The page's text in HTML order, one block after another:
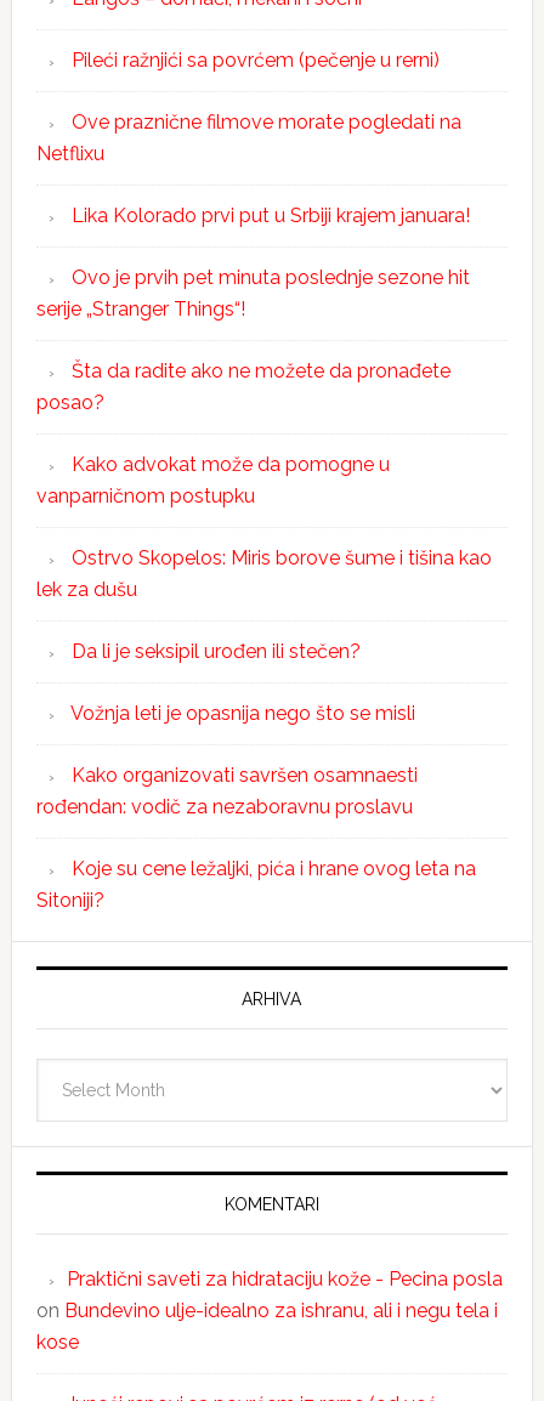
Pileći ražnjići sa povrćem (pečenje u rerni)
Ove praznične filmove morate pogledati na
Netflixu
Lika Kolorado prvi put u Srbiji krajem januara!
Ovo je prvih pet minuta poslednje sezone hit
serije „Stranger Things“!
Šta da radite ako ne možete da pronađete
posao?
Kako advokat može da pomogne u
vanparničnom postupku
Ostrvo Skopelos: Miris borove šume i tišina kao
lek za dušu
Da li je seksipil urođen ili stečen?
Vožnja leti je opasnija nego što se misli
Kako organizovati savršen osamnaesti
rođendan: vodič za nezaboravnu proslavu
Koje su cene ležaljki, pića i hrane ovog leta na
Sitoniji?
ARHIVA
KOMENTARI
Praktični saveti za hidrataciju kože - Pecina posla
on Bundevino ulje-idealno za ishranu, ali i negu tela i
kose